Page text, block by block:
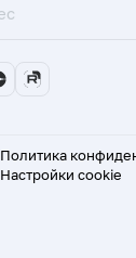
Политика
Настройки cookie